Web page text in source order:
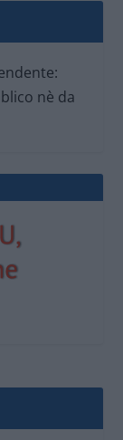
nè da